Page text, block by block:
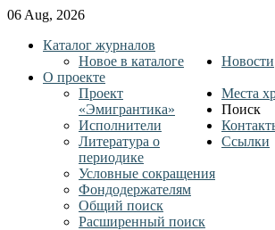
06 Aug, 2026
Каталог журналов
Новое в каталоге
Новости
О проекте
Проект
«Эмигрантика»
Исполнители
Литература о
периодике
Условные сокращения
Фондодержателям
Места
Поиск
Общий поиск
Расширенный поиск
Ссылки